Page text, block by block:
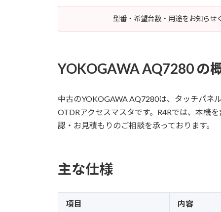
型番・希望台数・用途をお知らせ
YOKOGAWA AQ7280 の
中古のYOKOGAWA AQ7280は、タッチパネ
OTDRアクセスマスタです。R4Rでは、本機
認・お見積もりのご相談を承っております。
主な仕様
項目 内容